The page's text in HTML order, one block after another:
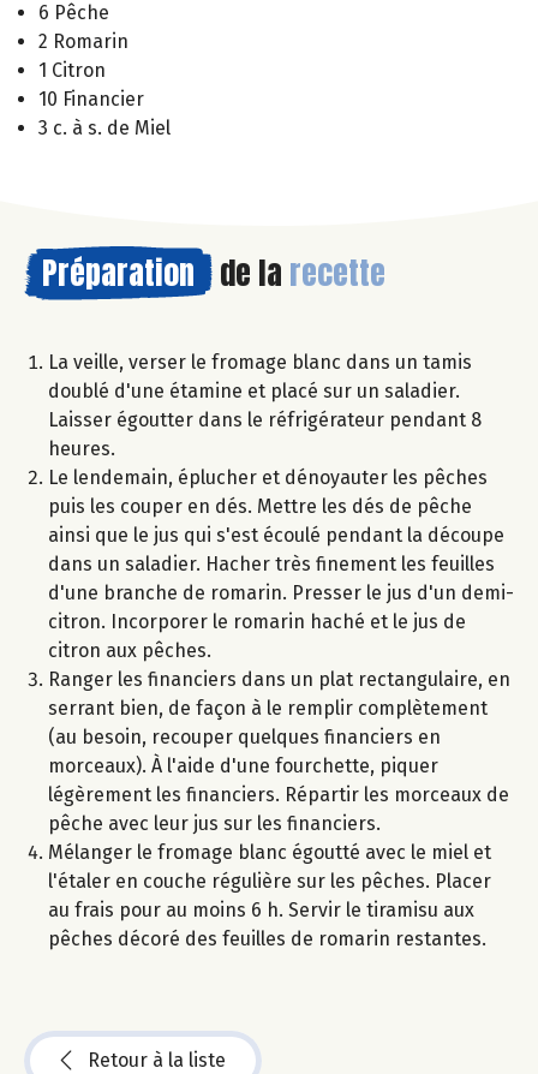
6 Pêche
2 Romarin
1 Citron
10 Financier
3 c. à s. de Miel
Préparation de la recette
La veille, verser le fromage blanc dans un tamis
doublé d'une étamine et placé sur un saladier.
Laisser égoutter dans le réfrigérateur pendant 8
heures.
Le lendemain, éplucher et dénoyauter les pêches
puis les couper en dés. Mettre les dés de pêche
ainsi que le jus qui s'est écoulé pendant la découpe
dans un saladier. Hacher très finement les feuilles
d'une branche de romarin. Presser le jus d'un demi-
citron. Incorporer le romarin haché et le jus de
citron aux pêches.
Ranger les financiers dans un plat rectangulaire, en
serrant bien, de façon à le remplir complètement
(au besoin, recouper quelques financiers en
morceaux). À l'aide d'une fourchette, piquer
légèrement les financiers. Répartir les morceaux de
pêche avec leur jus sur les financiers.
Mélanger le fromage blanc égoutté avec le miel et
l'étaler en couche régulière sur les pêches. Placer
au frais pour au moins 6 h. Servir le tiramisu aux
pêches décoré des feuilles de romarin restantes.
Retour à la liste